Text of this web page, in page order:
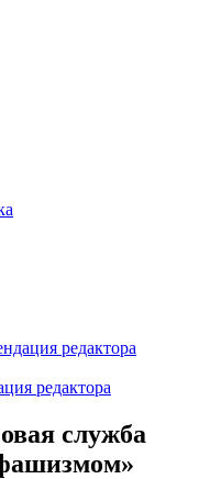
редактора
редактора
служба